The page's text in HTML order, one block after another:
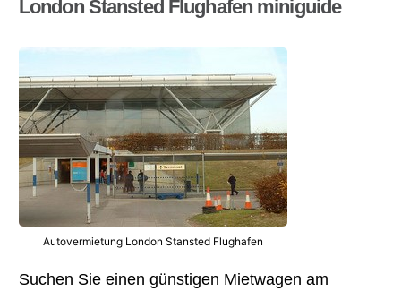
London Stansted Flughafen miniguide
Autovermietung London Stansted Flughafen
Suchen Sie einen günstigen Mietwagen am